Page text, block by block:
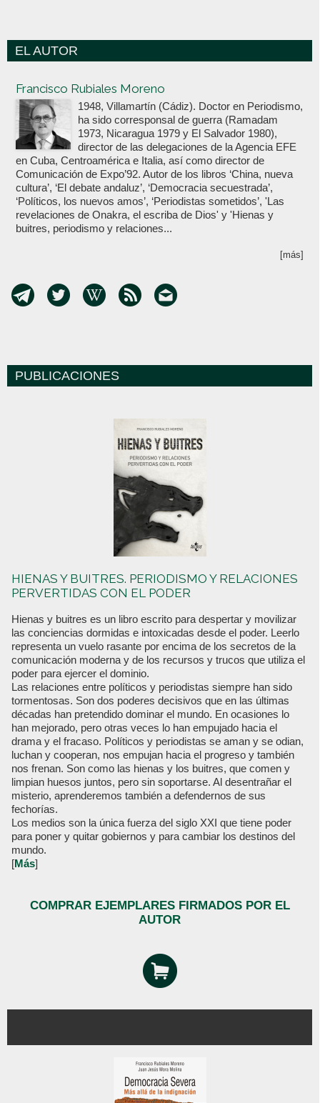
EL AUTOR
Francisco Rubiales Moreno
1948, Villamartín (Cádiz). Doctor en Periodismo,
ha sido corresponsal de guerra (Ramadam
1973, Nicaragua 1979 y El Salvador 1980),
director de las delegaciones de la Agencia EFE
en Cuba, Centroamérica e Italia, así como director de
Comunicación de Expo’92. Autor de los libros ‘China, nueva
cultura’, ‘El debate andaluz’, ‘Democracia secuestrada’,
‘Políticos, los nuevos amos’, ‘Periodistas sometidos’, 'Las
revelaciones de Onakra, el escriba de Dios' y 'Hienas y
buitres, periodismo y relaciones...
[más]
PUBLICACIONES
HIENAS Y BUITRES. PERIODISMO Y RELACIONES
PERVERTIDAS CON EL PODER
Hienas y buitres es un libro escrito para despertar y movilizar
las conciencias dormidas e intoxicadas desde el poder. Leerlo
representa un vuelo rasante por encima de los secretos de la
comunicación moderna y de los recursos y trucos que utiliza el
poder para ejercer el dominio.
Las relaciones entre políticos y periodistas siempre han sido
tormentosas. Son dos poderes decisivos que en las últimas
décadas han pretendido dominar el mundo. En ocasiones lo
han mejorado, pero otras veces lo han empujado hacia el
drama y el fracaso. Políticos y periodistas se aman y se odian,
luchan y cooperan, nos empujan hacia el progreso y también
nos frenan. Son como las hienas y los buitres, que comen y
limpian huesos juntos, pero sin soportarse. Al desentrañar el
misterio, aprenderemos también a defendernos de sus
fechorías.
Los medios son la única fuerza del siglo XXI que tiene poder
para poner y quitar gobiernos y para cambiar los destinos del
mundo.
[Más]
COMPRAR EJEMPLARES FIRMADOS POR EL
AUTOR